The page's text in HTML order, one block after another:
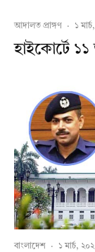
আদালত প্রাঙ্গণ · ১
হাইকোর্টে ১১
বাংলাদেশ · ১ মার্চ,